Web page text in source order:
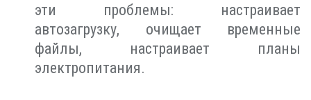
эти проблемы: настраивает
автозагрузку, очищает временные
файлы, настраивает планы
электропитания.